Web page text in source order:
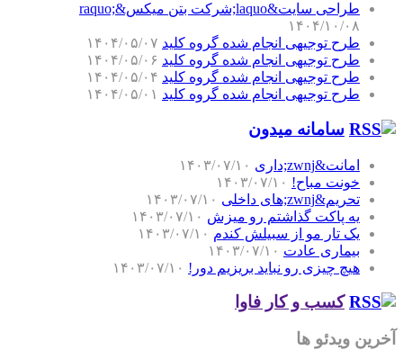
طراحی سایت&laquo;شرکت بتن میکس&raquo;
۱۴۰۴/۱۰/۰۸
طرح توجیهی انجام شده گروه کلید ۱۴۰۴/۰۵/۰۷
طرح توجیهی انجام شده گروه کلید ۱۴۰۴/۰۵/۰۶
طرح توجیهی انجام شده گروه کلید ۱۴۰۴/۰۵/۰۴
طرح توجیهی انجام شده گروه کلید ۱۴۰۴/۰۵/۰۱
سامانه میدون
امانت&zwnj;داری
۱۴۰۳/۰۷/۱۰
خونت مباح! ۱۴۰۳/۰۷/۱۰
تحریم&zwnj;های داخلی
۱۴۰۳/۰۷/۱۰
یه پاکت گذاشتم رو میزش ۱۴۰۳/۰۷/۱۰
یک تار مو از سبیلش کندم ۱۴۰۳/۰۷/۱۰
بیماری عادت ۱۴۰۳/۰۷/۱۰
هیچ چیزی رو نباید بریزیم دور! ۱۴۰۳/۰۷/۱۰
کسب و کار فاوا
آخرین ویدئو ها